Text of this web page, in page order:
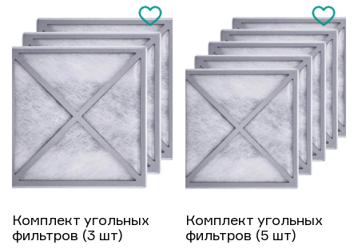
Комплект угольных
фильтров (3 шт)
Комплект угольных
фильтров (5 шт)